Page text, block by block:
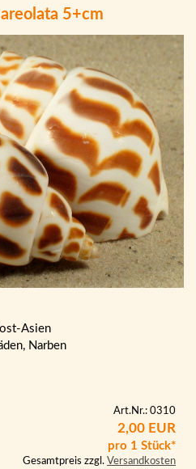
5+cm
Asien
Narben
Art.Nr.: 0310
2,00 EUR
pro 1 Stück*
Gesamtpreis zzgl. Versandkosten